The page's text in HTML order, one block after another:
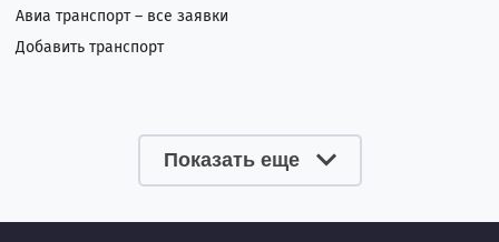
Авиа транспорт – все заявки
Добавить транспорт
Показать еще